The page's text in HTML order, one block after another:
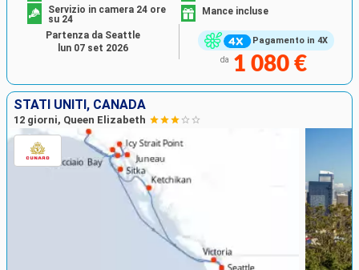
Pagamento in 4X
Servizio in camera 24 ore
su 24
Mance incluse
da 1 080 €
Partenza da Seattle
lun 07 set 2026
STATI UNITI, CANADA
12 giorni, Queen Elizabeth